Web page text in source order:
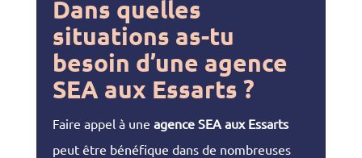
Dans quelles
situations as-tu
besoin d’une agence
SEA aux Essarts ?
Faire appel à une agence SEA aux Essarts
peut être bénéfique dans de nombreuses